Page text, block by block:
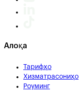
Алоқа
Тарифҳо
Хизматрасониҳо
Роуминг